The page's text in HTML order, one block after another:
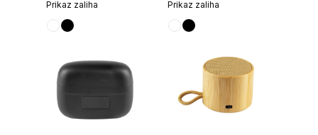
Prikaz zaliha Prikaz zaliha